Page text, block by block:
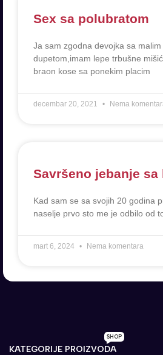
Sex sa polubratom
Ja sam zgodna devojka sa
dupetom,imam lepe trbušne
braon kose sa ponekim placim
decembar 20, 2021 Nema
Savršeno jebanje sa
Kad sam se sa svojih 20 godina
naselje prvo sto me je odbilo od
mart 6, 2024 Nema komentara
KATEGORIJE PROIZVODA
SHOP